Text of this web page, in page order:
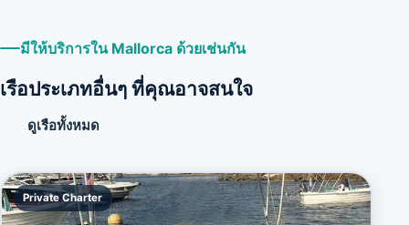
มีให้บริการใน Mallorca ด้วยเช่นกัน
เรือประเภทอื่นๆ ที่คุณอาจสนใจ
ดูเรือทั้งหมด
Private Charter